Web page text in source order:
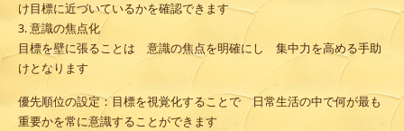
け目標に近づいているかを確認できます
3. 意識の焦点化
目標を壁に張ることは 意識の焦点を明確にし 集中力を高める手助
けとなります
優先順位の設定：目標を視覚化することで 日常生活の中で何が最も
重要かを常に意識することができます